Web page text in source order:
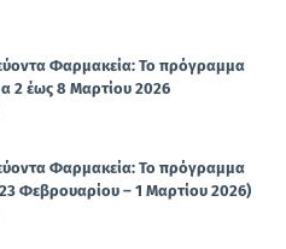
Φαρμακεία: Το πρόγραμμα
2 έως 8 Μαρτίου 2026
Φαρμακεία: Το πρόγραμμα
Φεβρουαρίου – 1 Μαρτίου 2026)